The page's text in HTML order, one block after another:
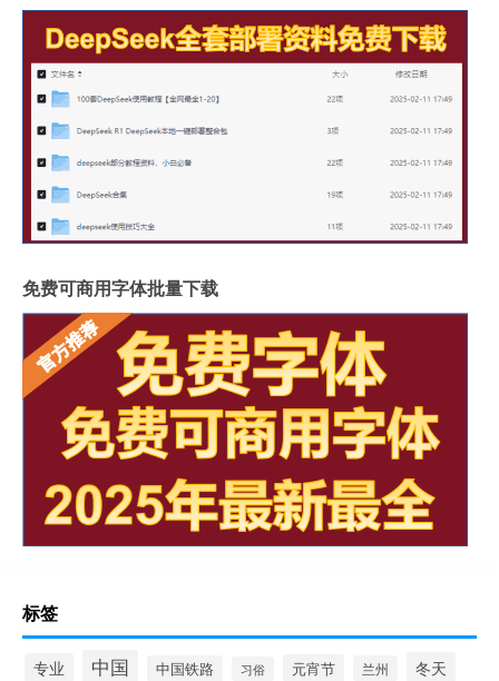
免费可商用字体批量下载
标签
专业 中国 中国铁路 习俗 元宵节 兰州 冬天